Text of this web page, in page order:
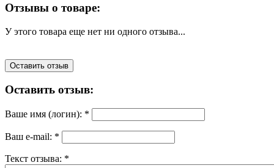
Отзывы о товаре:
У этого товара еще нет ни одного отзыва...
Оставить отзыв
Оставить отзыв:
Ваше имя (логин): *
Ваш e-mail: *
Текст отзыва: *